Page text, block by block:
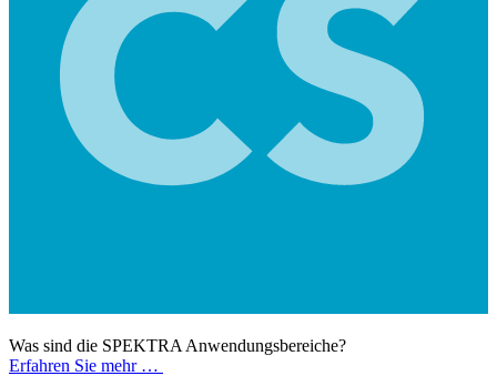
Was sind die SPEKTRA Anwendungsbereiche?
Erfahren Sie mehr …